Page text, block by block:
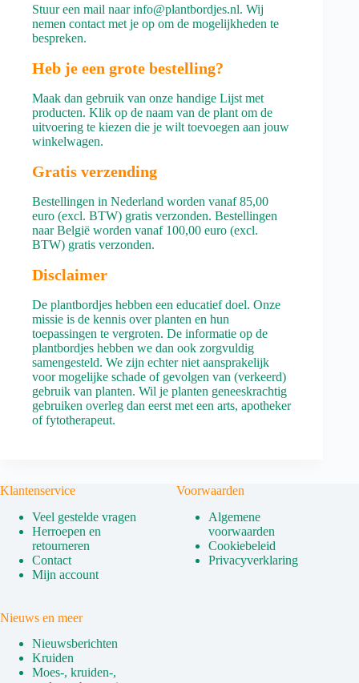
Stuur een mail naar info@plantbordjes.nl. Wij
nemen contact met je op om de mogelijkheden te
bespreken.
Heb je een grote bestelling?
Maak dan gebruik van onze handige Lijst met
producten. Klik op de naam van de plant om de
uitvoering te kiezen die je wilt toevoegen aan jouw
winkelwagen.
Gratis verzending
Bestellingen in Nederland worden vanaf 85,00
euro (excl. BTW) gratis verzonden. Bestellingen
naar België worden vanaf 100,00 euro (excl.
BTW) gratis verzonden.
Disclaimer
De plantbordjes hebben een educatief doel. Onze
missie is de kennis over planten en hun
toepassingen te vergroten. De informatie op de
plantbordjes hebben we dan ook zorgvuldig
samengesteld. We zijn echter niet aansprakelijk
voor mogelijke schade of gevolgen van (verkeerd)
gebruik van planten. Wil je planten geneeskrachtig
gebruiken overleg dan eerst met een arts, apotheker
of fytotherapeut.
Klantenservice
Veel gestelde vragen
Herroepen en
retourneren
Contact
Mijn account
Voorwaarden
Algemene
voorwaarden
Cookiebeleid
Privacyverklaring
Nieuws en meer
Nieuwsberichten
Kruiden
Moes-, kruiden-,